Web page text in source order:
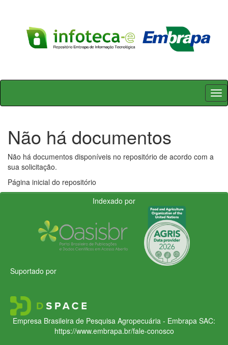
Skip
Não há documentos
Não há documentos disponíveis no repositório de acordo com a
sua solicitação.
Página inicial do repositório
Indexado por
Suportado por
Empresa Brasileira de Pesquisa Agropecuária - Embrapa SAC:
https://www.embrapa.br/fale-conosco